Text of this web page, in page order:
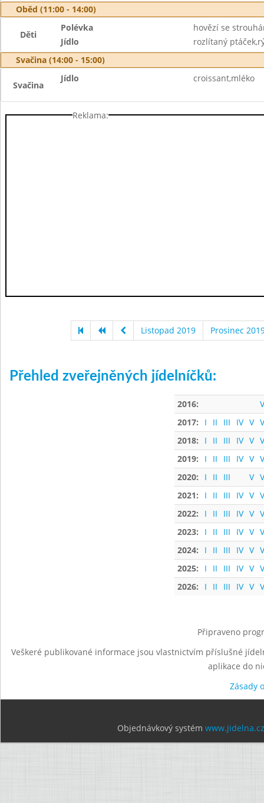
Oběd (11:00 - 14:00)
Děti
Polévka
hovězí se
Jídlo
rozlítaný
Svačina (14:00 - 15:00)
Svačina
Jídlo croissant,mléko
Reklama:
Listopad 2019 Prosinec
Přehled zveřejněných jídelníčků:
2016:
2017:
I II III IV V
2018:
I II III IV V
2019:
I II III IV V
2020:
I II III V
2021:
I II III IV V
2022:
I II III IV V
2023:
I II III IV V
2024:
I II III IV V
2025:
I II III IV V
2026:
I II III IV V
Připraveno
Veškeré publikované informace jsou vlastnictvím příslušné
aplikace do
Zásady
Objednávkový systém www.jidelna.cz